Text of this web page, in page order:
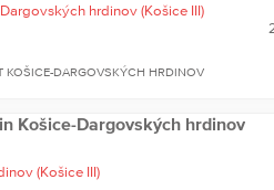
hrdinov (Košice III)
KOŠICE-DARGOVSKÝCH HRDINOV
Košice-Dargovských hrdinov
(Košice III)